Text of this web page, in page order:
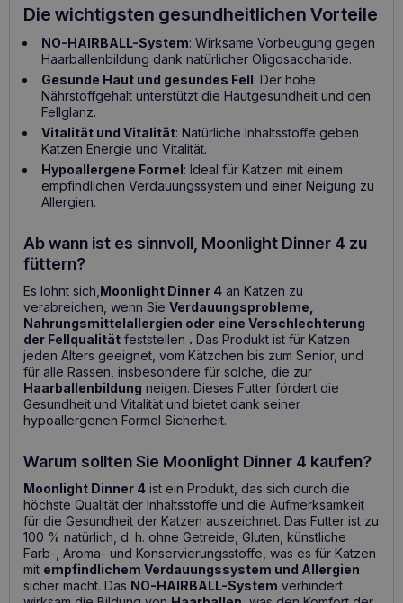
Die wichtigsten gesundheitlichen Vorteile
NO-HAIRBALL-System: Wirksame Vorbeugung gegen
Haarballenbildung dank natürlicher Oligosaccharide.
Gesunde Haut und gesundes Fell: Der hohe
Nährstoffgehalt unterstützt die Hautgesundheit und den
Fellglanz.
Vitalität und Vitalität: Natürliche Inhaltsstoffe geben
Katzen Energie und Vitalität.
Hypoallergene Formel: Ideal für Katzen mit einem
empfindlichen Verdauungssystem und einer Neigung zu
Allergien.
Ab wann ist es sinnvoll, Moonlight Dinner 4 zu
füttern?
Es lohnt sich, Moonlight Dinner 4 an Katzen zu
verabreichen, wenn Sie Verdauungsprobleme,
Nahrungsmittelallergien oder eine Verschlechterung
der Fellqualität feststellen . Das Produkt ist für Katzen
jeden Alters geeignet, vom Kätzchen bis zum Senior, und
für alle Rassen, insbesondere für solche, die zur
Haarballenbildung neigen. Dieses Futter fördert die
Gesundheit und Vitalität und bietet dank seiner
hypoallergenen Formel Sicherheit.
Warum sollten Sie Moonlight Dinner 4 kaufen?
Moonlight Dinner 4 ist ein Produkt, das sich durch die
höchste Qualität der Inhaltsstoffe und die Aufmerksamkeit
für die Gesundheit der Katzen auszeichnet. Das Futter ist zu
100 % natürlich, d. h. ohne Getreide, Gluten, künstliche
Farb-, Aroma- und Konservierungsstoffe, was es für Katzen
mit empfindlichem Verdauungssystem und Allergien
sicher macht. Das NO-HAIRBALL-System verhindert